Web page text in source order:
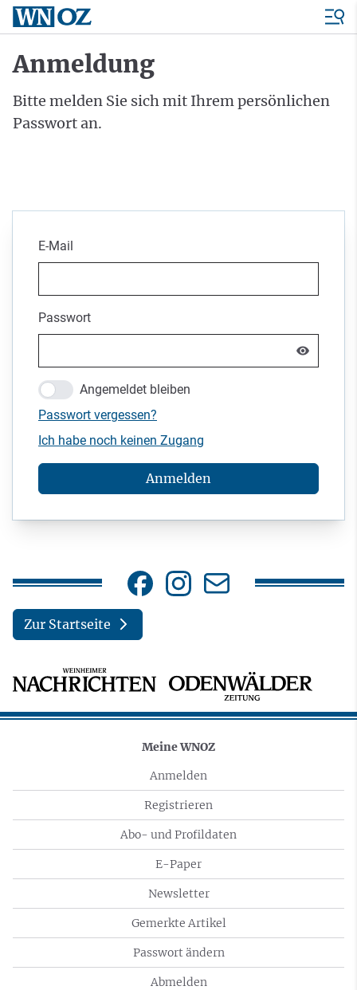
Anmeldung
Bitte melden Sie sich mit Ihrem persönlichen
Passwort an.
E-Mail
Passwort
Angemeldet bleiben
Passwort vergessen?
Ich habe noch keinen Zugang
Anmelden
Zur Startseite
Meine WNOZ
Anmelden
Registrieren
Abo- und Profildaten
E-Paper
Newsletter
Gemerkte Artikel
Passwort ändern
Abmelden